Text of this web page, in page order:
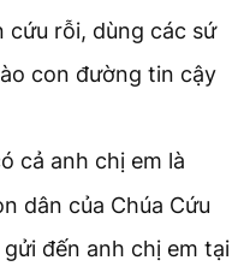
cứu rỗi, dùng các sứ
con đường tin cậy
cả anh chị em là
dân của Chúa Cứu
đến anh chị em tại